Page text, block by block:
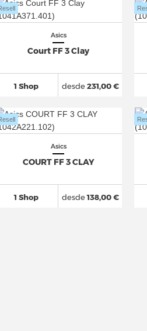
Asics
Court FF 3 Clay
1 Shop desde231,00 €
Asics
COURT FF 3 CLAY
1 Shop desde138,00 €